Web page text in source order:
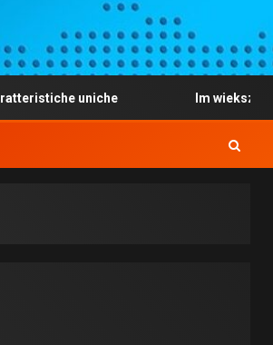
Im wieksza kwote